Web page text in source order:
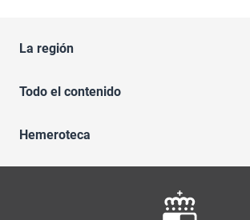
La región
Todo el contenido
Hemeroteca